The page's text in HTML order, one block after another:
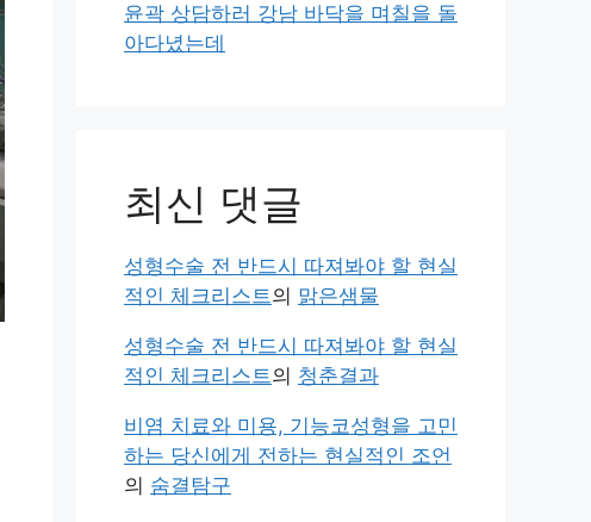
윤곽 상담하러 강남 바닥을 며칠을 돌
아다녔는데
최신 댓글
성형수술 전 반드시 따져봐야 할 현실
적인 체크리스트의 맑은샘물
성형수술 전 반드시 따져봐야 할 현실
적인 체크리스트의 청춘결과
비염 치료와 미용, 기능코성형을 고민
하는 당신에게 전하는 현실적인 조언
의 숨결탐구